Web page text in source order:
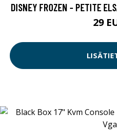
DISNEY FROZEN - PETITE
29